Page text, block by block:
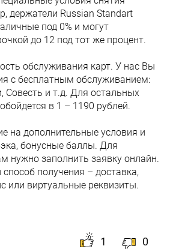
держатели Russian Standart
под 0% и могут
до 12 под тот же процент.
обслуживания карт. У нас Вы
с бесплатным обслуживанием:
Совесть и т.д. Для остальных
в 1 – 1190 рублей.
на дополнительные условия и
бонусные баллы. Для
нужно заполнить заявку онлайн.
получения – доставка,
или виртуальные реквизиты.
1 0